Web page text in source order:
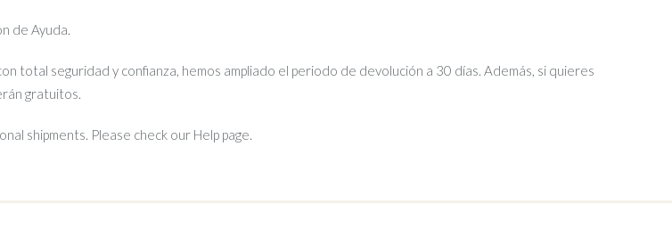
de Ayuda.
total seguridad y confianza, hemos ampliado el periodo de devolución a 30 días. Además, si quieres
gratuitos.
shipments. Please check our Help page.